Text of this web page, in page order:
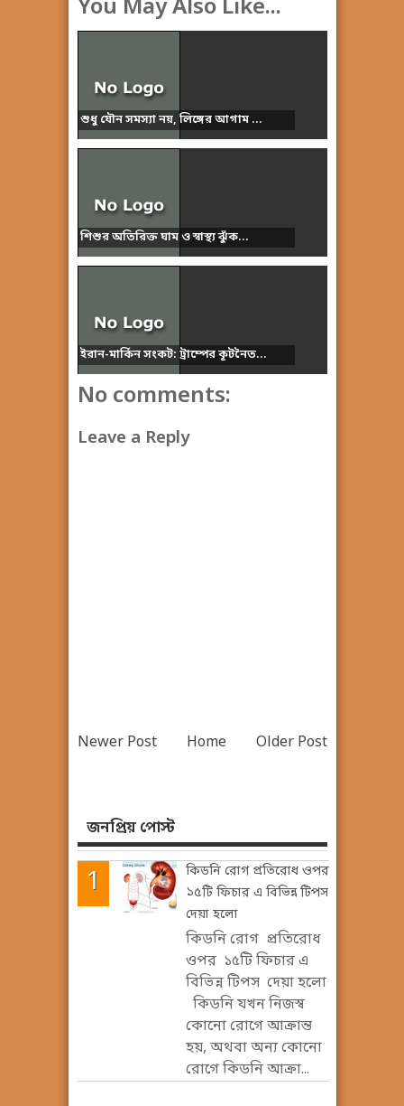
You May Also Like...
শুধু যৌন সমস্যা নয়, লিঙ্গের আগাম ...
শিশুর অতিরিক্ত ঘাম ও স্বাস্থ্য ঝুঁক...
ইরান-মার্কিন সংকট: ট্রাম্পের কূটনৈত...
No comments:
Leave a Reply
Newer Post Older Post
Home
জনপ্রিয় পোস্ট
কিডনি রোগ প্রতিরোধ ওপর
১৫টি ফিচার এ বিভিন্ন টিপস
দেয়া হলো
কিডনি রোগ প্রতিরোধ
ওপর ১৫টি ফিচার এ
বিভিন্ন টিপস দেয়া হলো
কিডনি যখন নিজস্ব
কোনো রোগে আক্রান্ত
হয়, অথবা অন্য কোনো
রোগে কিডনি আক্রা...